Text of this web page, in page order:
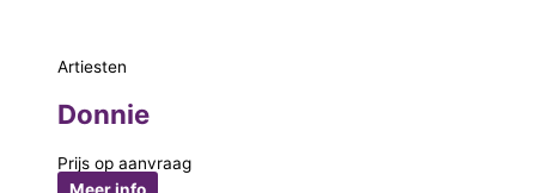
Artiesten
Donnie
Prijs op aanvraag
Meer info